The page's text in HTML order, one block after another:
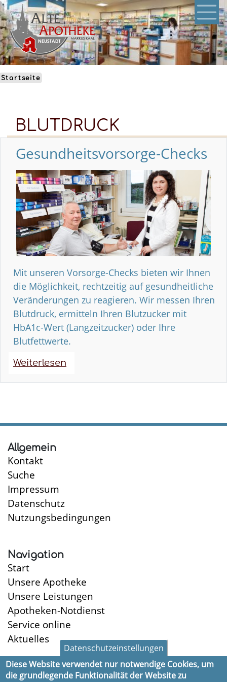
Direkt
zum
Inhalt
Startseite
BLUTDRUCK
Gesundheitsvorsorge-Checks
Mit unseren Vorsorge-Checks bieten wir Ihnen
die Möglichkeit, rechtzeitig auf gesundheitliche
Veränderungen zu reagieren. Wir messen Ihren
Blutdruck, ermitteln Ihren Blutzucker mit
HbA1c-Wert (Langzeitzucker) oder Ihre
Blutfettwerte.
Weiterlesen
Allgemein
Kontakt
Suche
Impressum
Datenschutz
Nutzungsbedingungen
Navigation
Start
Unsere Apotheke
Unsere Leistungen
Apotheken-Notdienst
Service online
Aktuelles
Öffnungszeiten
Datenschutzeinstellungen
Diese Website verwendet nur notwendige Cookies, um
die grundlegende Funktionalität der Website zu